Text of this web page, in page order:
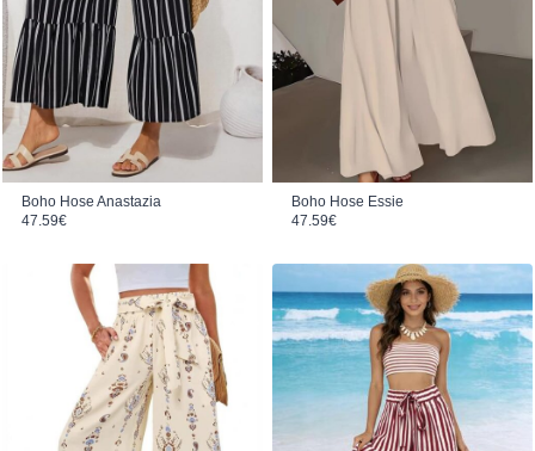
Boho Hose Anastazia
47.59€
Boho Hose Essie
47.59€